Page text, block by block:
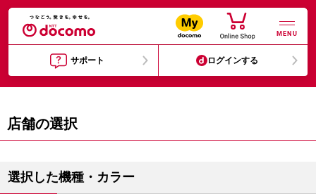
MENU
サポート ログインする
店舗の選択
選択した機種・カラー